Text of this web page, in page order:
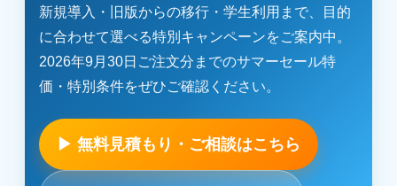
新規導入・旧版からの移行・学生利用まで、目的
に合わせて選べる特別キャンペーンをご案内中。
2026年9月30日ご注文分までのサマーセール特
価・特別条件をぜひご確認ください。
▶ 無料見積もり・ご相談はこちら